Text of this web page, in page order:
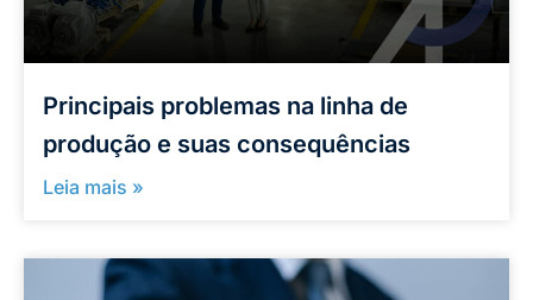
Principais problemas na linha de
produção e suas consequências
Leia mais »